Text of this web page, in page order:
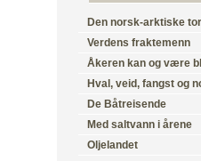
Den norsk-arktiske
Verdens fraktemenn
Åkeren kan og være
Hval, veid, fangst og
De Båtreisende
Med saltvann i årene
Oljelandet